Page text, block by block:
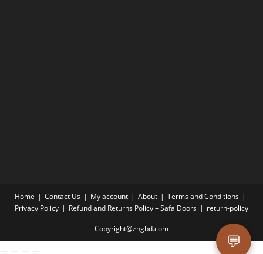
Home Contact Us My account About
Terms and Conditions
Privacy Policy
Refund and Returns Policy – Safa Doors return-policy
Copyright@zngbd.com
💬